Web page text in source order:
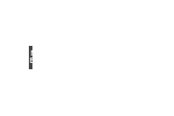
Mirko
Bartel